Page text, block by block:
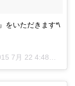
をいただきます*\
7月 22 4:48午前 PDT